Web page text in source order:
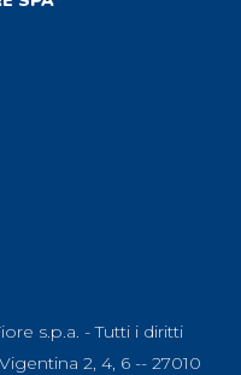
s.p.a. - Tutti i diritti
2, 4, 6 -- 27010